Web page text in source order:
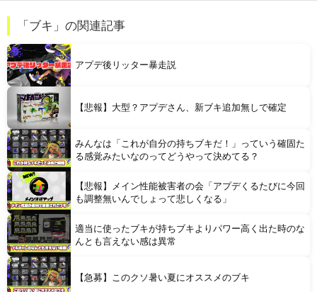
【速報】 京大病院、手術ミスで『正常な脳』を摘出 → 患者は自発呼吸不可能な植物状態に
Powered by livedoor 相互RSS
「ブキ」の関連記事
アプデ後リッター暴走説
【悲報】大型？アプデさん、新ブキ追加無しで確定
みんなは「これが自分の持ちブキだ！」っていう確固た
る感覚みたいなのってどうやって決めてる？
【悲報】メイン性能被害者の会「アプデくるたびに今回
も調整無いんでしょって悲しくなる」
適当に使ったブキが持ちブキよりパワー高く出た時のな
んとも言えない感は異常
【急募】このクソ暑い夏にオススメのブキ